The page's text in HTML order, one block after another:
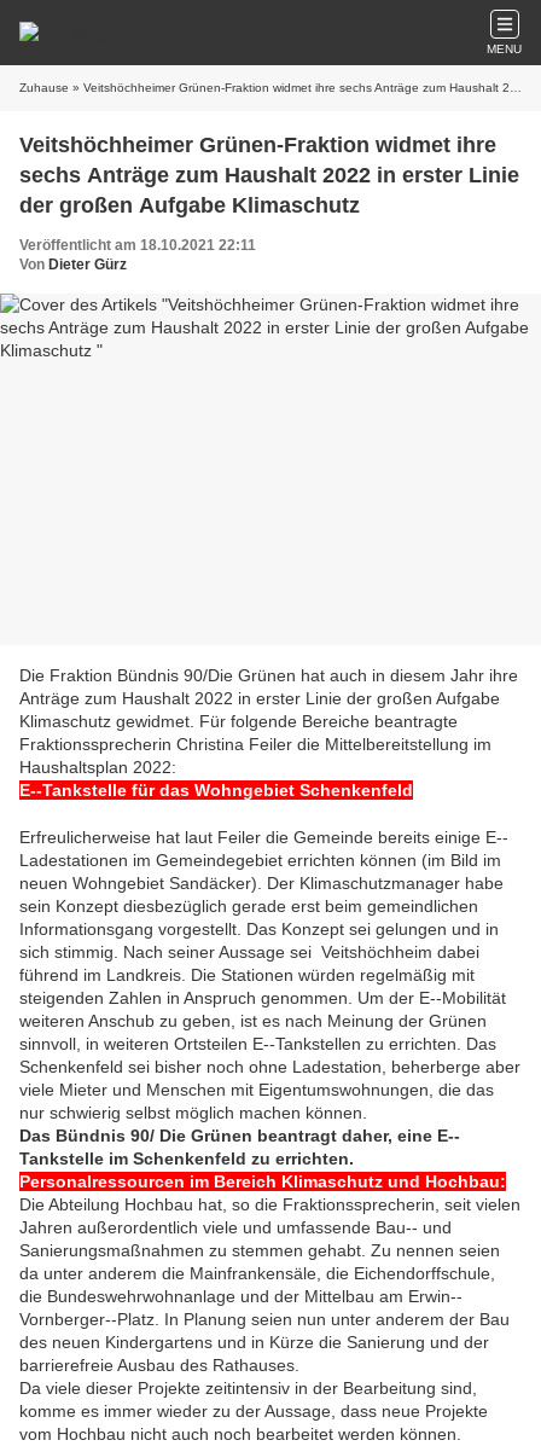
MENU
Zuhause » Veitshöchheimer Grünen-Fraktion widmet ihre sechs Anträge zum Haushalt 2022 in erster Linie der großen Aufgabe Klimaschutz
Veitshöchheimer Grünen-Fraktion widmet ihre
sechs Anträge zum Haushalt 2022 in erster Linie
der großen Aufgabe Klimaschutz
Veröffentlicht am 18.10.2021 22:11
Von Dieter Gürz
Die Fraktion Bündnis 90/Die Grünen hat auch in diesem Jahr ihre
Anträge zum Haushalt 2022 in erster Linie der großen Aufgabe
Klimaschutz gewidmet. Für folgende Bereiche beantragte
Fraktionssprecherin Christina Feiler die Mittelbereitstellung im
Haushaltsplan 2022:
E-­‐Tankstelle für das Wohngebiet Schenkenfeld
Erfreulicherweise hat laut Feiler die Gemeinde bereits einige E-­‐
Ladestationen im Gemeindegebiet errichten können (im Bild im
neuen Wohngebiet Sandäcker). Der Klimaschutzmanager habe
sein Konzept diesbezüglich gerade erst beim gemeindlichen
Informationsgang vorgestellt. Das Konzept sei gelungen und in
sich stimmig. Nach seiner Aussage sei Veitshöchheim dabei
führend im Landkreis. Die Stationen würden regelmäßig mit
steigenden Zahlen in Anspruch genommen. Um der E-­‐Mobilität
weiteren Anschub zu geben, ist es nach Meinung der Grünen
sinnvoll, in weiteren Ortsteilen E-­‐Tankstellen zu errichten. Das
Schenkenfeld sei bisher noch ohne Ladestation, beherberge aber
viele Mieter und Menschen mit Eigentumswohnungen, die das
nur schwierig selbst möglich machen können.
Das Bündnis 90/ Die Grünen beantragt daher, eine E-­‐
Tankstelle im Schenkenfeld zu errichten.
Personalressourcen im Bereich Klimaschutz und Hochbau:
Die Abteilung Hochbau hat, so die Fraktionssprecherin, seit vielen
Jahren außerordentlich viele und umfassende Bau-­‐ und
Sanierungsmaßnahmen zu stemmen gehabt. Zu nennen seien
da unter anderem die Mainfrankensäle, die Eichendorffschule,
die Bundeswehrwohnanlage und der Mittelbau am Erwin-­
Vornberger-­‐Platz. In Planung seien nun unter anderem der Bau
des neuen Kindergartens und in Kürze die Sanierung und der
barrierefreie Ausbau des Rathauses.
Da viele dieser Projekte zeitintensiv in der Bearbeitung sind,
komme es immer wieder zu der Aussage, dass neue Projekte
vom Hochbau nicht auch noch bearbeitet werden können.